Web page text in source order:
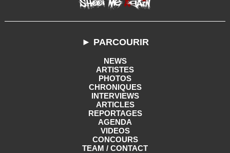
► PARCOURIR
NEWS
ARTISTES
PHOTOS
CHRONIQUES
INTERVIEWS
ARTICLES
REPORTAGES
AGENDA
VIDEOS
CONCOURS
TEAM / CONTACT